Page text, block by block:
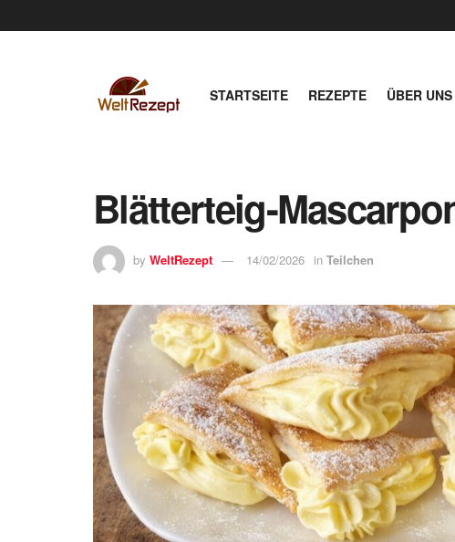
STARTSEITE REZEPTE ÜBER UNS
Blätterteig-
by WeltRezept 14/02/2026 in Teilchen